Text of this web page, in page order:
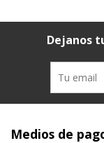
Dejanos
Medios de